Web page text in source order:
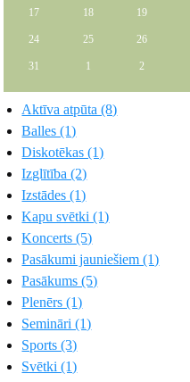
17 18 19
24 25 26
31 1 2
Aktīva atpūta (8)
Balles (1)
Diskotēkas (1)
Izglītība (2)
Izstādes (1)
Kapu svētki (1)
Koncerts (5)
Pasākumi jauniešiem (1)
Pasākums (5)
Plenērs (1)
Semināri (1)
Sports (3)
Svētki (1)